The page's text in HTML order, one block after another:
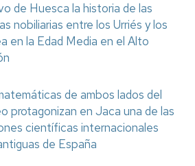
de Huesca la historia de las
nobiliarias entre los Urriés y los
en la Edad Media en el Alto
de ambos lados del
protagonizan en Jaca una de las
científicas internacionales
de España